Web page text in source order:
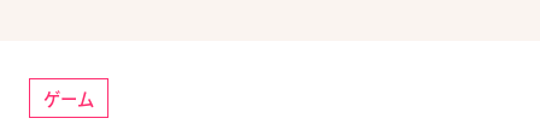
ゲーム